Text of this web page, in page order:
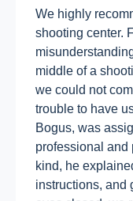
We highly
shooting center.
middle of a
we could not
trouble to have
Bogus, was
professional and
kind, he
instructions, and